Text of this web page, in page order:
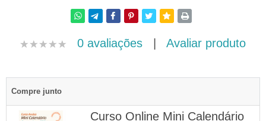
0 avaliações | Avaliar produto
Compre junto
Curso Online Mini Calendário